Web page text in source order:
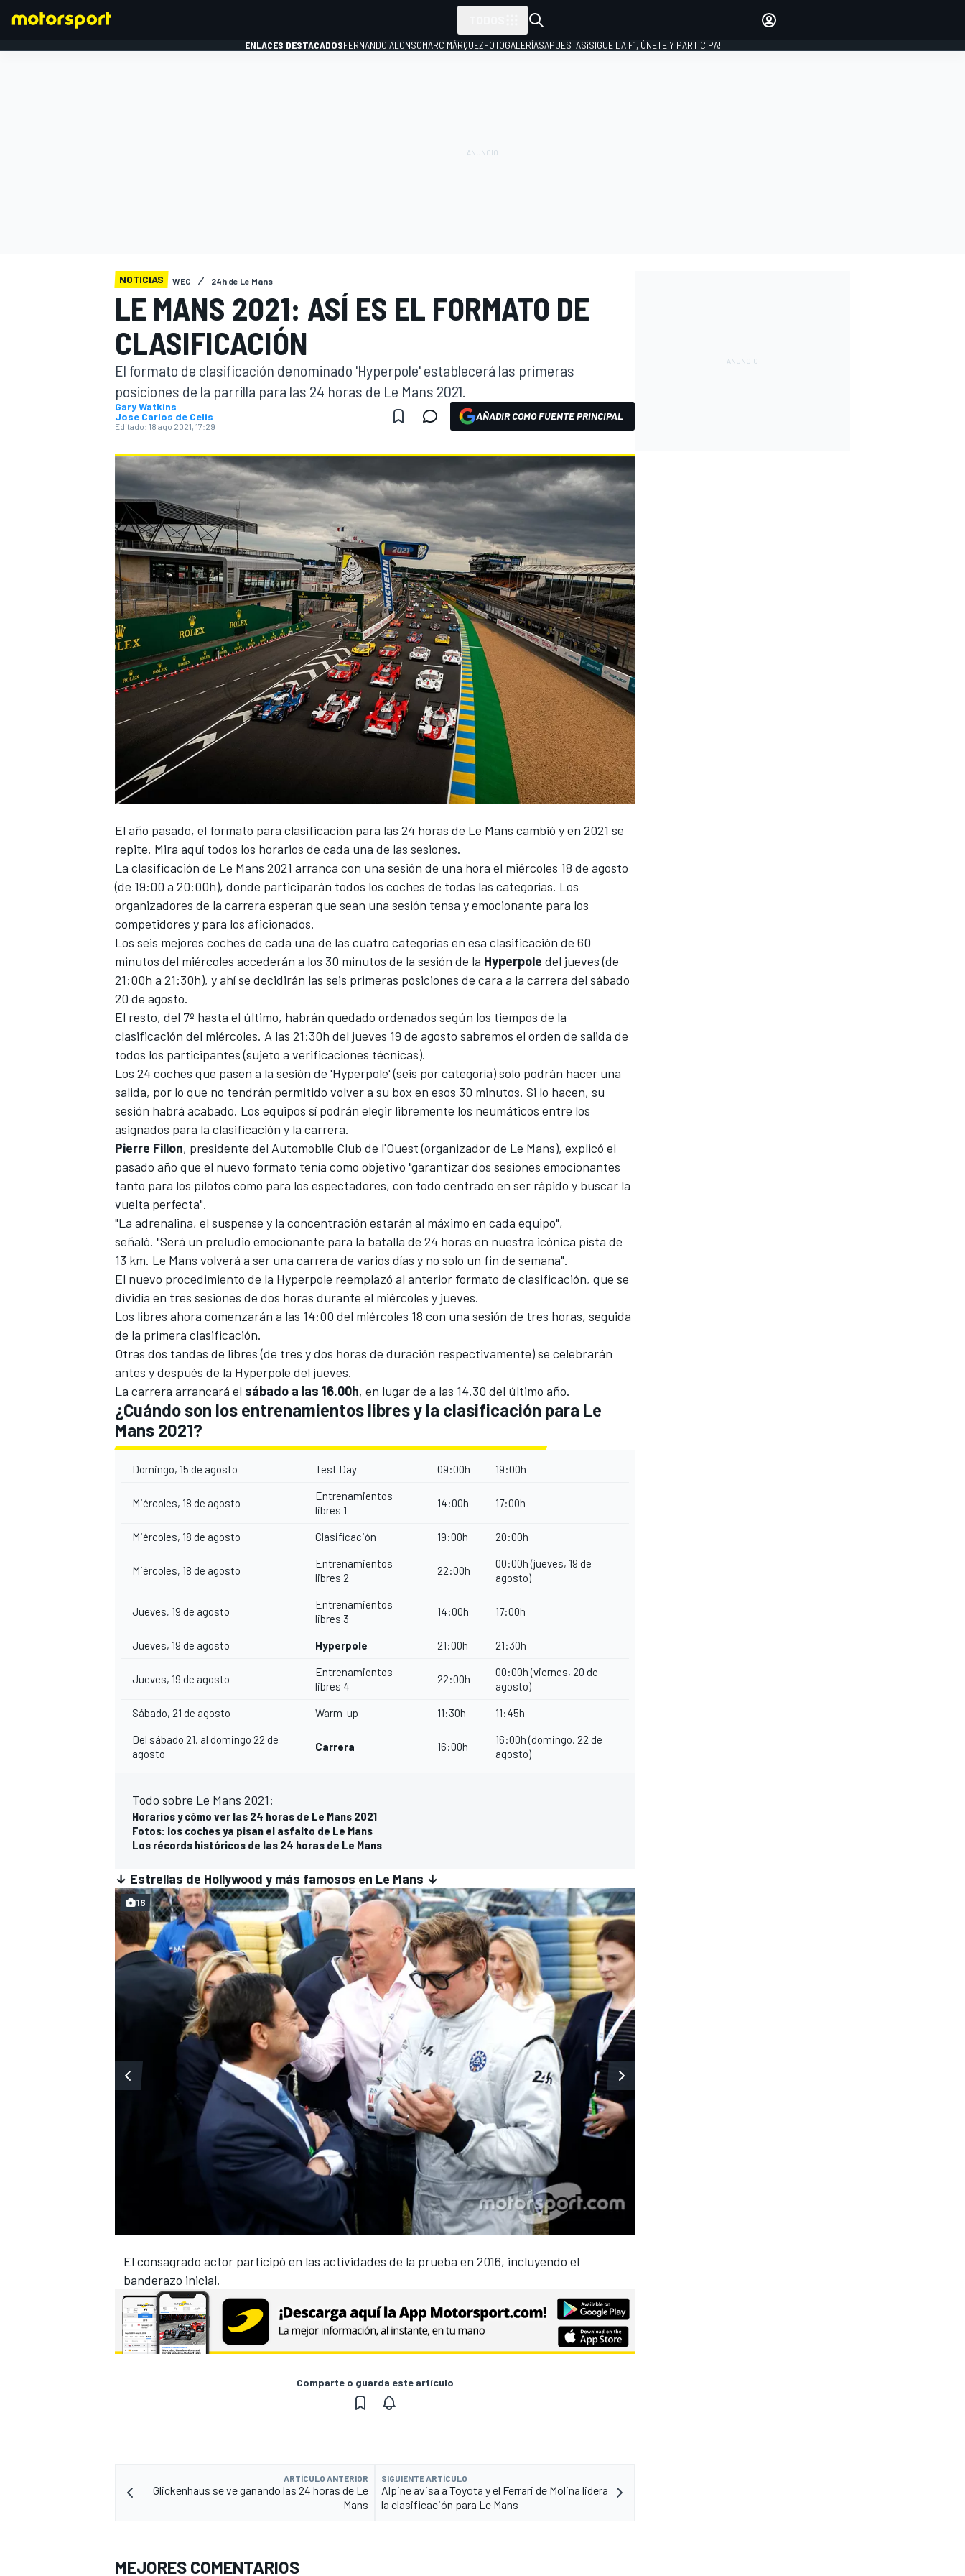
WEC FÓRMULA E
MÁS CATEGORÍAS
ENLACES DESTACADOSFERNANDO ALONSOMARC MÁRQUEZFOTOGALERÍASAPUESTAS¡SIGUE LA F1, ÚNETE Y PARTICIPA!
NOTICIAS WEC 24h de Le Mans
LE MANS 2021: ASÍ ES EL FORMATO DE
CLASIFICACIÓN
El formato de clasificación denominado 'Hyperpole' establecerá las primeras
posiciones de la parrilla para las 24 horas de Le Mans 2021.
Gary Watkins
Jose Carlos de Celis
Editado: 18 ago 2021, 17:29
AÑADIR COMO FUENTE PRINCIPAL
El año pasado, el formato para clasificación para las 24 horas de Le Mans cambió y en 2021 se
repite. Mira aquí todos los horarios de cada una de las sesiones.
La clasificación de Le Mans 2021 arranca con una sesión de una hora el miércoles 18 de agosto
(de 19:00 a 20:00h), donde participarán todos los coches de todas las categorías. Los
organizadores de la carrera esperan que sean una sesión tensa y emocionante para los
competidores y para los aficionados.
Los seis mejores coches de cada una de las cuatro categorías en esa clasificación de 60
minutos del miércoles accederán a los 30 minutos de la sesión de la Hyperpole del jueves (de
21:00h a 21:30h), y ahí se decidirán las seis primeras posiciones de cara a la carrera del sábado
20 de agosto.
El resto, del 7º hasta el último, habrán quedado ordenados según los tiempos de la
clasificación del miércoles. A las 21:30h del jueves 19 de agosto sabremos el orden de salida de
todos los participantes (sujeto a verificaciones técnicas).
Los 24 coches que pasen a la sesión de 'Hyperpole' (seis por categoría) solo podrán hacer una
salida, por lo que no tendrán permitido volver a su box en esos 30 minutos. Si lo hacen, su
sesión habrá acabado. Los equipos sí podrán elegir libremente los neumáticos entre los
asignados para la clasificación y la carrera.
Pierre Fillon, presidente del Automobile Club de l'Ouest (organizador de Le Mans), explicó el
pasado año que el nuevo formato tenía como objetivo "garantizar dos sesiones emocionantes
tanto para los pilotos como para los espectadores, con todo centrado en ser rápido y buscar la
vuelta perfecta".
"La adrenalina, el suspense y la concentración estarán al máximo en cada equipo",
señaló. "Será un preludio emocionante para la batalla de 24 horas en nuestra icónica pista de
13 km. Le Mans volverá a ser una carrera de varios días y no solo un fin de semana".
El nuevo procedimiento de la Hyperpole reemplazó al anterior formato de clasificación, que se
dividía en tres sesiones de dos horas durante el miércoles y jueves.
Los libres ahora comenzarán a las 14:00 del miércoles 18 con una sesión de tres horas, seguida
de la primera clasificación.
Otras dos tandas de libres (de tres y dos horas de duración respectivamente) se celebrarán
antes y después de la Hyperpole del jueves.
La carrera arrancará el sábado a las 16.00h, en lugar de a las 14.30 del último año.
¿Cuándo son los entrenamientos libres y la clasificación para Le
Mans 2021?
Domingo, 15 de agosto Test Day 09:00h 19:00h
Miércoles, 18 de agosto
Entrenamientos
libres 1
14:00h 17:00h
Miércoles, 18 de agosto Clasificación 19:00h 20:00h
Miércoles, 18 de agosto
Entrenamientos
libres 2
22:00h
00:00h (jueves, 19 de
agosto)
Jueves, 19 de agosto
Entrenamientos
libres 3
14:00h 17:00h
Jueves, 19 de agosto Hyperpole 21:00h 21:30h
Jueves, 19 de agosto
Entrenamientos
libres 4
22:00h
00:00h (viernes, 20 de
agosto)
Sábado, 21 de agosto Warm-up 11:30h 11:45h
Del sábado 21, al domingo 22 de
agosto
Carrera 16:00h
16:00h (domingo, 22 de
agosto)
Todo sobre Le Mans 2021:
Horarios y cómo ver las 24 horas de Le Mans 2021
Fotos: los coches ya pisan el asfalto de Le Mans
Los récords históricos de las 24 horas de Le Mans
↓ Estrellas de Hollywood y más famosos en Le Mans ↓
El consagrado actor participó en las actividades de la prueba en 2016, incluyendo el
banderazo inicial.
16
Comparte o guarda este artículo
ARTÍCULO ANTERIOR
Glickenhaus se ve ganando las 24 horas de Le
Mans
SIGUIENTE ARTÍCULO
Alpine avisa a Toyota y el Ferrari de Molina lidera
la clasificación para Le Mans
MEJORES COMENTARIOS